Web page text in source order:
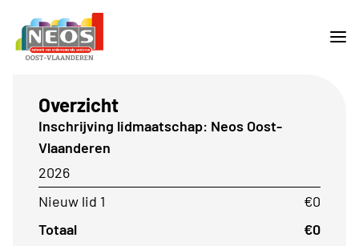
Overzicht
Inschrijving lidmaatschap: Neos Oost-
Vlaanderen
2026
Nieuw lid 1
€0
Totaal
€0